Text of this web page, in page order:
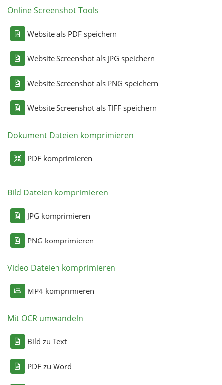
Online Screenshot Tools
Website als PDF speichern
Website Screenshot als JPG speichern
Website Screenshot als PNG speichern
Website Screenshot als TIFF speichern
Dokument Dateien komprimieren
PDF komprimieren
Bild Dateien komprimieren
JPG komprimieren
PNG komprimieren
Video Dateien komprimieren
MP4 komprimieren
Mit OCR umwandeln
Bild zu Text
PDF zu Word